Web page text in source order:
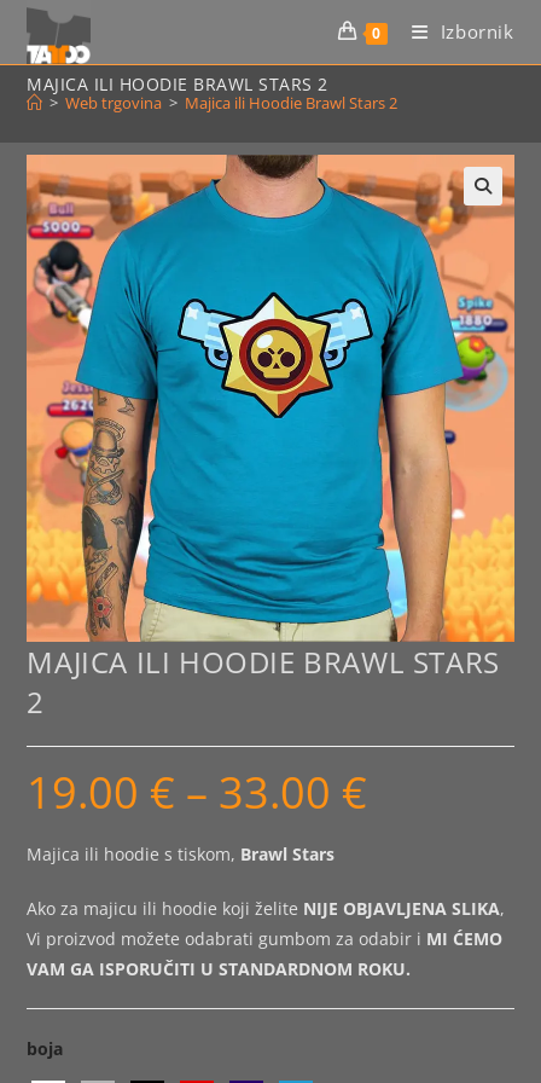
Preskoči
sadržaj
0 Izbornik
MAJICA ILI HOODIE BRAWL STARS 2
> Web trgovina > Majica ili Hoodie Brawl Stars 2
MAJICA ILI HOODIE BRAWL STARS
2
19.00 € – 33.00 €
Majica ili hoodie s tiskom, Brawl Stars
Ako za majicu ili hoodie koji želite NIJE OBJAVLJENA SLIKA,
Vi proizvod možete odabrati gumbom za odabir i MI ĆEMO
VAM GA ISPORUČITI U STANDARDNOM ROKU.
boja